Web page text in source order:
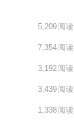
5,209 阅读
7,354 阅读
3,192 阅读
3,439 阅读
1,338 阅读